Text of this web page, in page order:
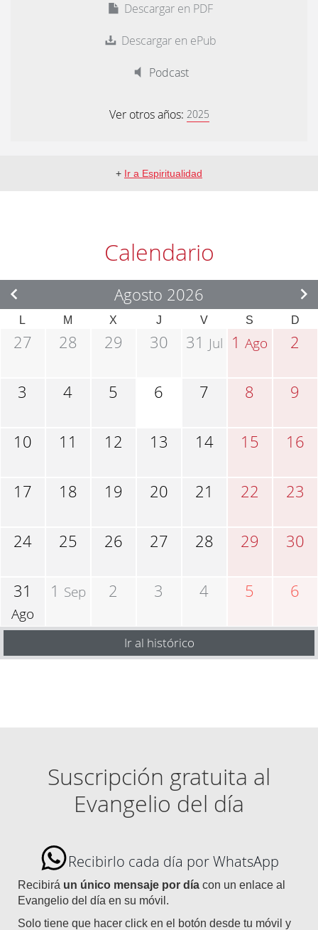
Descargar en PDF
Descargar en ePub
Podcast
Ver otros años: 2025
+ Ir a Espiritualidad
Calendario
Agosto 2026
L M X J V S D
27 28 29 30 31 Jul 1Ago 2
3 4 5 6 7 8 9
10 11 12 13 14 15 16
17 18 19 20 21 22 23
24 25 26 27 28 29 30
31
Ago
1 Sep 2 3 4 5 6
Ir al histórico
Suscripción gratuita al
Evangelio del día
Recibirlo cada día por WhatsApp
Recibirá un único mensaje por día con un enlace al
Evangelio del día en su móvil.
Solo tiene que hacer click en el botón desde tu móvil y